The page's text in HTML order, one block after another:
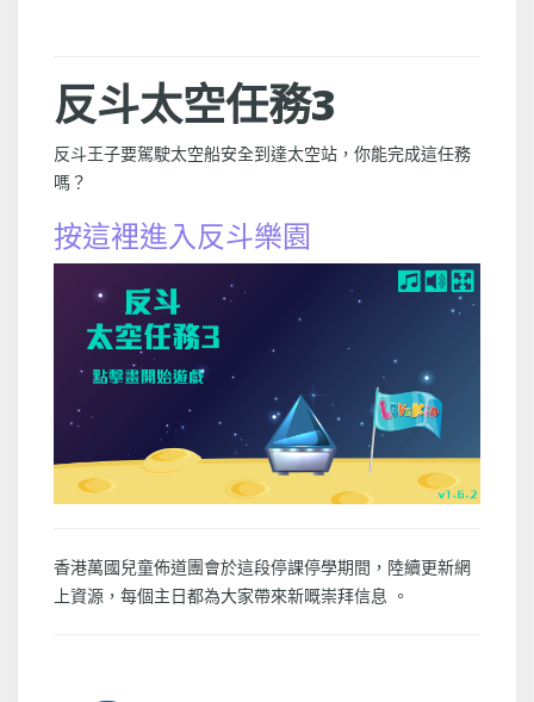
反斗太空任務3
反斗王子要駕駛太空船安全到達太空站，你能完成這任務
嗎？
按這裡進入反斗樂園
香港萬國兒童佈道團會於這段停課停學期間，陸續更新網
上資源，每個主日都為大家帶來新嘅崇拜信息 。